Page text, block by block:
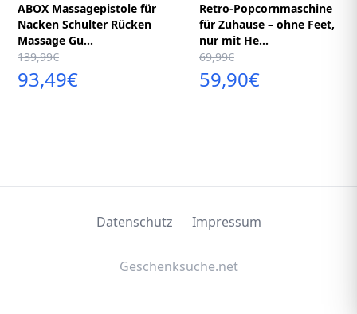
ABOX Massagepistole für
Nacken Schulter Rücken
Massage Gu...
139,99€
93,49€
Retro-Popcornmaschine
für Zuhause – ohne Feet,
nur mit He...
69,99€
59,90€
Datenschutz Impressum
Geschenksuche.net